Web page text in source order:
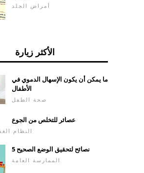
أمراض الجلد
الأكثر زيارة
ما يمكن أن يكون الإسهال الدموي في
الأطفال
صحة الطفل
عصائر للتخلص من الجوع
النظام
5 نصائح لتحقيق الوضع الصحيح
الممارسة العامة